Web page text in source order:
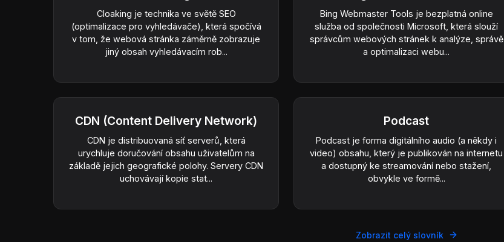
Cloaking je technika ve světě SEO
(optimalizace pro vyhledávače), která spočívá
v tom, že webová stránka záměrně zobrazuje
jiný obsah vyhledávacím rob...
Bing Webmaster Tools je bezplatná online
služba od společnosti Microsoft, která slouží
správcům webových stránek k analýze, správě
a optimalizaci webu...
CDN (Content Delivery Network)
CDN je distribuovaná síť serverů, která
urychluje doručování obsahu uživatelům na
základě jejich geografické polohy. Servery CDN
uchovávají kopie stat...
Podcast
Podcast je forma digitálního audio (a někdy i
video) obsahu, který je publikován na internetu
a dostupný ke streamování nebo stažení,
obvykle ve formě...
Zobrazit celý slovník